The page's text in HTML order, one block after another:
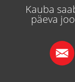
Kauba
päeva